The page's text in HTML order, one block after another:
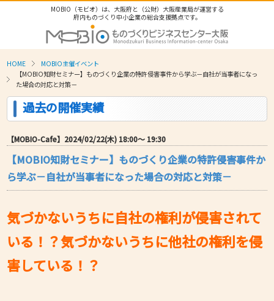
MOBIO（モビオ）は、大阪府と（公財）大阪産業局が運営する
府内ものづくり中小企業の総合支援拠点です。
HOME
MOBIO主催イベント
【MOBIO知財セミナー】ものづくり企業の特許侵害事件から学ぶ－自社が当事者になっ
た場合の対応と対策－
過去の開催実績
【MOBIO-Cafe】2024/02/22(木) 18:00〜 19:30
【MOBIO知財セミナー】ものづくり企業の特許侵害事件か
ら学ぶ－自社が当事者になった場合の対応と対策－
気づかないうちに自社の権利が侵害されて
いる！？気づかないうちに他社の権利を侵
害している！？